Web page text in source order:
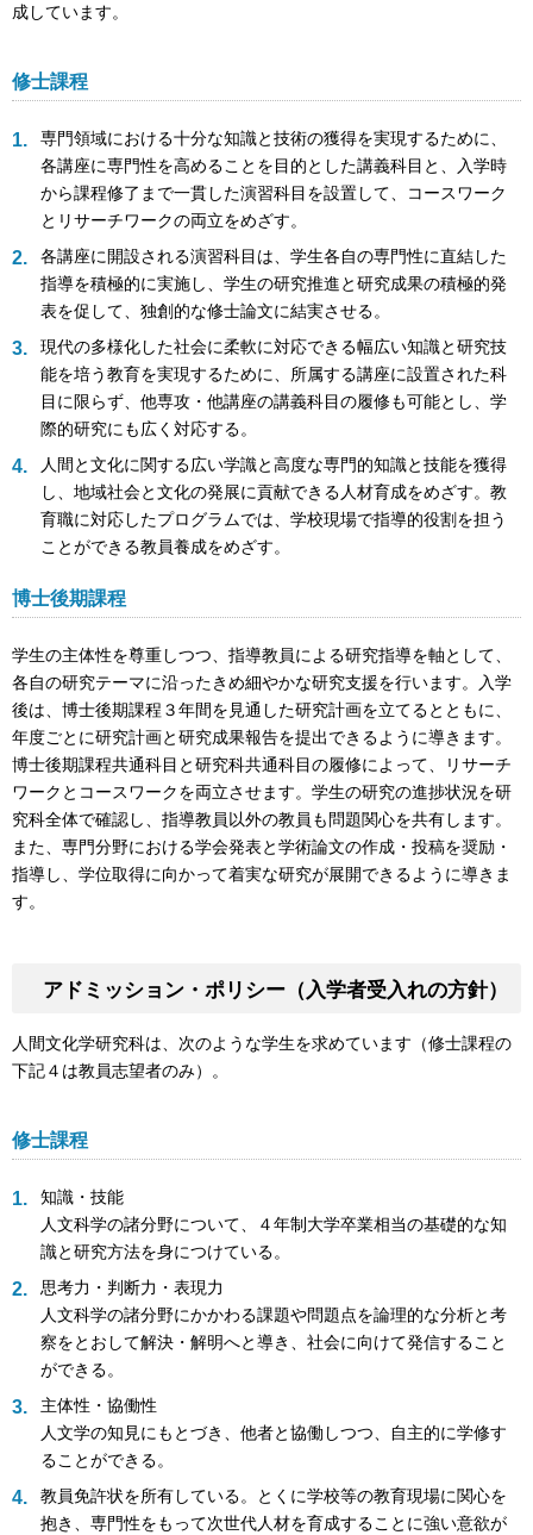
成しています。
修士課程
専門領域における十分な知識と技術の獲得を実現するために、
各講座に専門性を高めることを目的とした講義科目と、入学時
から課程修了まで一貫した演習科目を設置して、コースワーク
とリサーチワークの両立をめざす。
各講座に開設される演習科目は、学生各自の専門性に直結した
指導を積極的に実施し、学生の研究推進と研究成果の積極的発
表を促して、独創的な修士論文に結実させる。
現代の多様化した社会に柔軟に対応できる幅広い知識と研究技
能を培う教育を実現するために、所属する講座に設置された科
目に限らず、他専攻・他講座の講義科目の履修も可能とし、学
際的研究にも広く対応する。
人間と文化に関する広い学識と高度な専門的知識と技能を獲得
し、地域社会と文化の発展に貢献できる人材育成をめざす。教
育職に対応したプログラムでは、学校現場で指導的役割を担う
ことができる教員養成をめざす。
博士後期課程
学生の主体性を尊重しつつ、指導教員による研究指導を軸として、
各自の研究テーマに沿ったきめ細やかな研究支援を行います。入学
後は、博士後期課程３年間を見通した研究計画を立てるとともに、
年度ごとに研究計画と研究成果報告を提出できるように導きます。
博士後期課程共通科目と研究科共通科目の履修によって、リサーチ
ワークとコースワークを両立させます。学生の研究の進捗状況を研
究科全体で確認し、指導教員以外の教員も問題関心を共有します。
また、専門分野における学会発表と学術論文の作成・投稿を奨励・
指導し、学位取得に向かって着実な研究が展開できるように導きま
す。
アドミッション・ポリシー（入学者受入れの方針）
人間文化学研究科は、次のような学生を求めています（修士課程の
下記４は教員志望者のみ）。
修士課程
知識・技能
人文科学の諸分野について、４年制大学卒業相当の基礎的な知
識と研究方法を身につけている。
思考力・判断力・表現力
人文科学の諸分野にかかわる課題や問題点を論理的な分析と考
察をとおして解決・解明へと導き、社会に向けて発信すること
ができる。
主体性・協働性
人文学の知見にもとづき、他者と協働しつつ、自主的に学修す
ることができる。
教員免許状を所有している。とくに学校等の教育現場に関心を
抱き、専門性をもって次世代人材を育成することに強い意欲が